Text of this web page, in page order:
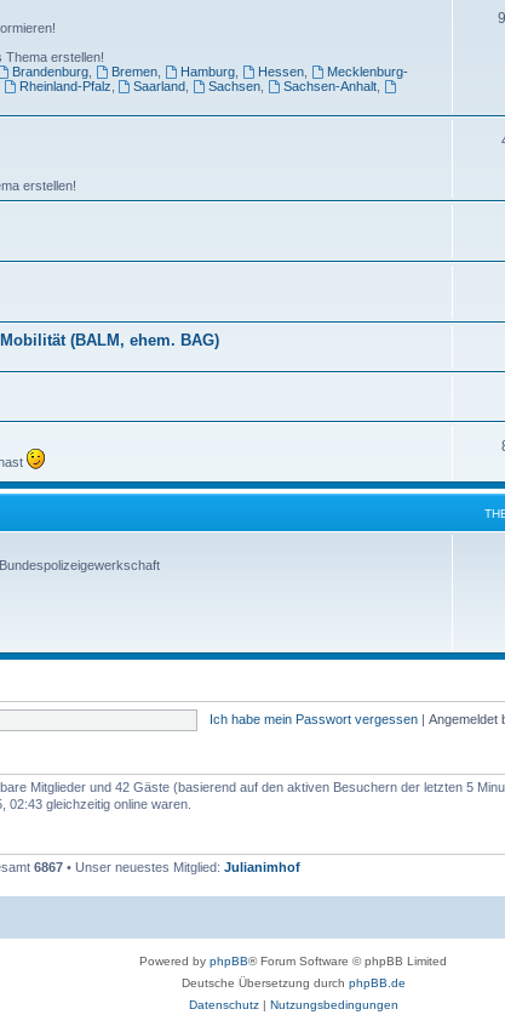
Thema erstellen!
Brandenburg Bremen Hamburg Hessen,
Mecklenburg-
Rheinland-Pfalz Saarland Sachsen Sachsen-Anhalt
erstellen!
(BALM, ehem. BAG)
Ich habe mein Passwort vergessen | Angemeldet
Mitglieder und 42 Gäste (basierend auf den aktiven Besuchern der letzten 5
02:43 gleichzeitig online waren.
6867 • Unser neuestes Mitglied: Julianimhof
Powered by phpBB® Forum Software © phpBB Limited
Deutsche Übersetzung durch phpBB.de
Datenschutz| Nutzungsbedingungen